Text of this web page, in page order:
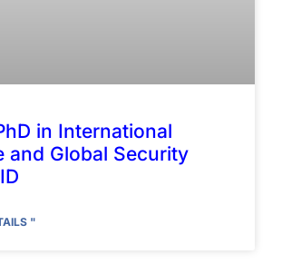
in International
and Global Security
"